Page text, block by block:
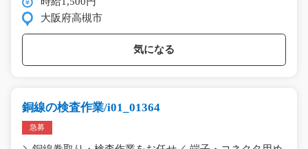
大阪府高槻市
気になる
銅線の検査作業/i01_01364
急募